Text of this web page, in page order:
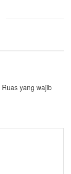
Ruas yang wajib